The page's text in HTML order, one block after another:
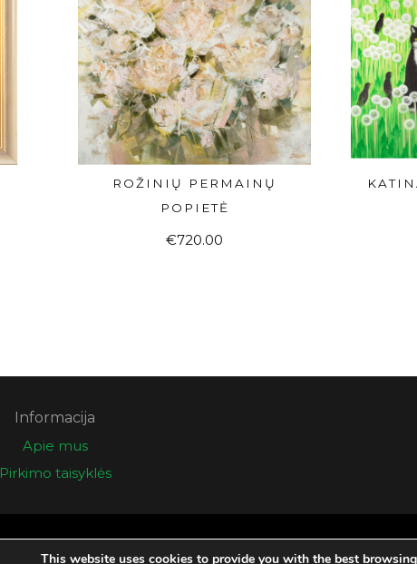
Į KREPŠELĮ
ROŽINIŲ PERMAINŲ
POPIETĖ
€720.00
Informacija
Apie mus
Pirkimo taisyklės
This website uses cookies to provide you with the best